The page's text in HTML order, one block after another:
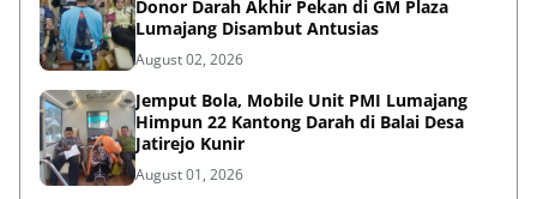
Donor Darah Akhir Pekan di GM Plaza
Lumajang Disambut Antusias
August 02, 2026
Jemput Bola, Mobile Unit PMI Lumajang
Himpun 22 Kantong Darah di Balai Desa
Jatirejo Kunir
August 01, 2026